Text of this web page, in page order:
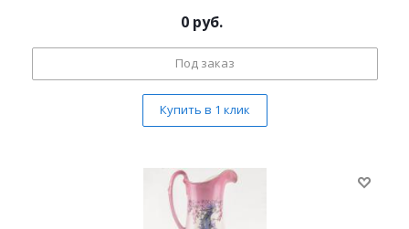
0 руб.
Под заказ
Купить в 1 клик